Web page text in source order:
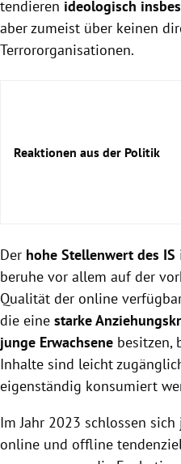
tendieren ideologisch
aber zumeist über keinen
Terrororganisationen.
Reaktionen aus der Politik
Der hohe Stellenwert des IS
beruhe vor allem auf der
Qualität der online
die eine starke
junge Erwachsene besitzen,
Inhalte sind leicht
eigenständig konsumiert
Im Jahr 2023 schlossen
online und offline